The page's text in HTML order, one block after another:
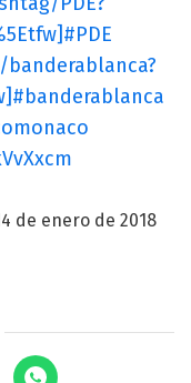
de enero de 2018